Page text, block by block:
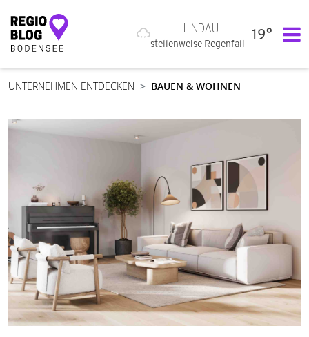
Hauptnavigation
LINDAU
stellenweise Regenfall
19°
UNTERNEHMEN ENTDECKEN BAUEN & WOHNEN